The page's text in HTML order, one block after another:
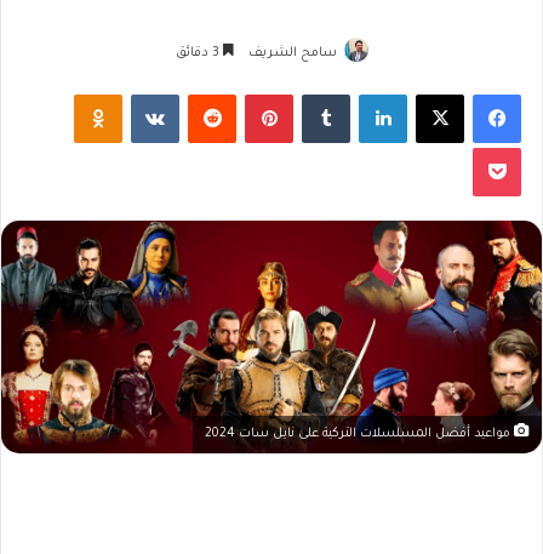
سامح الشريف
فيسبوك لينكدإن بينتيريست
مواعيد أفضل المسلسلات التركية على نايل سات 2024